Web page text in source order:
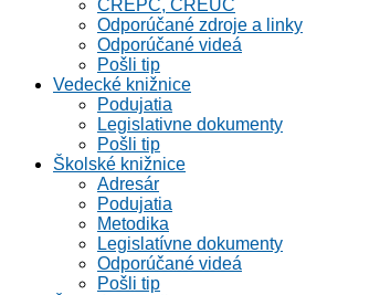
CREPČ, CREUČ
Odporúčané zdroje a linky
Odporúčané videá
Pošli tip
Vedecké knižnice
Podujatia
Legislativne dokumenty
Pošli tip
Školské knižnice
Adresár
Podujatia
Metodika
Legislatívne dokumenty
Odporúčané videá
Pošli tip